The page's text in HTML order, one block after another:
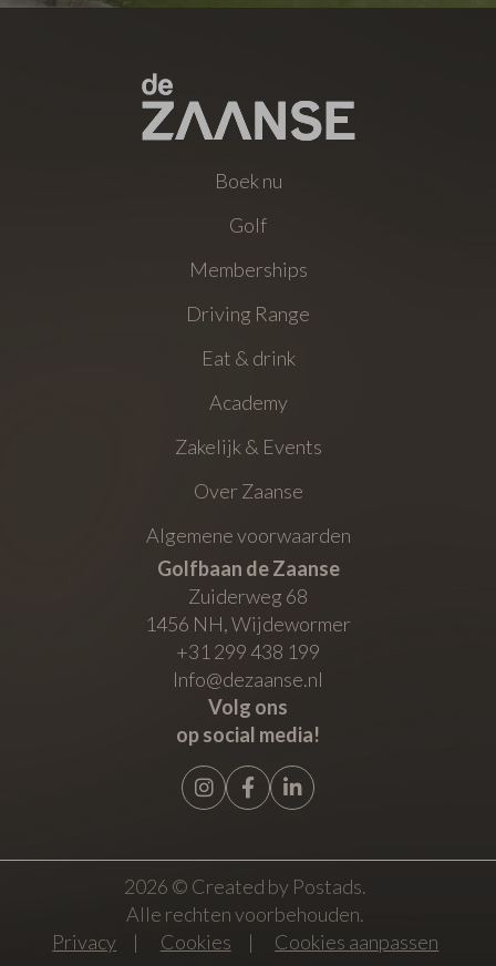
Boek nu
Golf
Memberships
Driving Range
Eat & drink
Academy
Zakelijk & Events
Over Zaanse
Algemene voorwaarden
Golfbaan de Zaanse
Zuiderweg 68
1456 NH,Wijdewormer
+31 299 438 199
Info@dezaanse.nl
Volg ons
op social media!
2026 © Created by Postads.
Alle rechten voorbehouden.
Privacy
| Cookies | Cookies aanpassen